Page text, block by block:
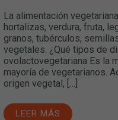
La alimentación
hortalizas, verdura, fruta,
granos, tubérculos,
vegetales. ¿Qué tipos de
ovolactovegetariana Es la
mayoría de vegetarianos.
origen vegetal, […]
LEER MÁS